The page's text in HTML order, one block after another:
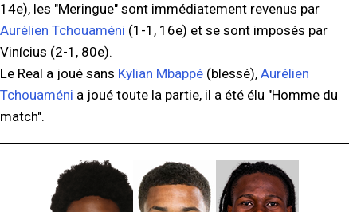
14e), les "Meringue" sont immédiatement revenus par
Aurélien Tchouaméni (1-1, 16e) et se sont imposés par
Vinícius (2-1, 80e).
Le Real a joué sans Kylian Mbappé (blessé), Aurélien
Tchouaméni a joué toute la partie, il a été élu "Homme du
match".